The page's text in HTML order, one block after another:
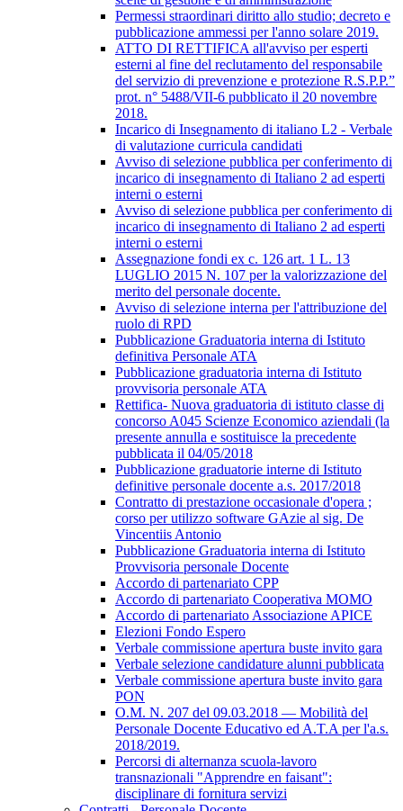
Permessi straordinari diritto allo studio; decreto e
pubblicazione ammessi per l'anno solare 2019.
ATTO DI RETTIFICA all'avviso per esperti
esterni al fine del reclutamento del responsabile
del servizio di prevenzione e protezione R.S.P.P.”
prot. n° 5488/VII-6 pubblicato il 20 novembre
2018.
Incarico di Insegnamento di italiano L2 - Verbale
di valutazione curricula candidati
Avviso di selezione pubblica per conferimento di
incarico di insegnamento di Italiano 2 ad esperti
interni o esterni
Avviso di selezione pubblica per conferimento di
incarico di insegnamento di Italiano 2 ad esperti
interni o esterni
Assegnazione fondi ex c. 126 art. 1 L. 13
LUGLIO 2015 N. 107 per la valorizzazione del
merito del personale docente.
Avviso di selezione interna per l'attribuzione del
ruolo di RPD
Pubblicazione Graduatoria interna di Istituto
definitiva Personale ATA
Pubblicazione graduatoria interna di Istituto
provvisoria personale ATA
Rettifica- Nuova graduatoria di istituto classe di
concorso A045 Scienze Economico aziendali (la
presente annulla e sostituisce la precedente
pubblicata il 04/05/2018
Pubblicazione graduatorie interne di Istituto
definitive personale docente a.s. 2017/2018
Contratto di prestazione occasionale d'opera ;
corso per utilizzo software GAzie al sig. De
Vincentiis Antonio
Pubblicazione Graduatoria interna di Istituto
Provvisoria personale Docente
Accordo di partenariato CPP
Accordo di partenariato Cooperativa MOMO
Accordo di partenariato Associazione APICE
Elezioni Fondo Espero
Verbale commissione apertura buste invito gara
Verbale selezione candidature alunni pubblicata
Verbale commissione apertura buste invito gara
PON
O.M. N. 207 del 09.03.2018 — Mobilità del
Personale Docente Educativo ed A.T.A per l'a.s.
2018/2019.
Percorsi di alternanza scuola-lavoro
transnazionali "Apprendre en faisant":
disciplinare di fornitura servizi